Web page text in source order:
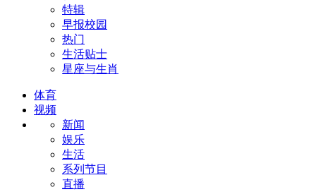
特辑
早报校园
热门
生活贴士
星座与生肖
体育
视频
新闻
娱乐
生活
系列节目
直播